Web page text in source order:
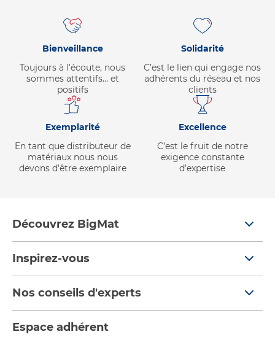
Bienveillance
Toujours à l'écoute, nous
sommes attentifs… et
positifs
Solidarité
C’est le lien qui engage nos
adhérents du réseau et nos
clients
Exemplarité
En tant que distributeur de
matériaux nous nous
devons d’être exemplaire
Excellence
C’est le fruit de notre
exigence constante
d’expertise
Découvrez BigMat
Nous rejoindre
Devenez adhérent
Les services BigMat
Inspirez-vous
Par pièces
Nos catalogues
Nos conseils d'experts
Espace adhérent